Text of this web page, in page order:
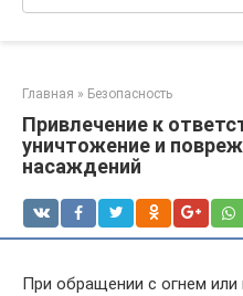
Главная » Безопасность
Привлечение к
уничтожение и
насаждений
При обращении с огнем